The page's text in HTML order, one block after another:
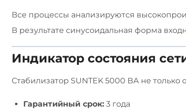
Все процессы анализируются
В результате синусоидальная форма
Индикатор состояния
Стабилизатор SUNTEK 5000 ВА не
Гарантийный срок: 3 года